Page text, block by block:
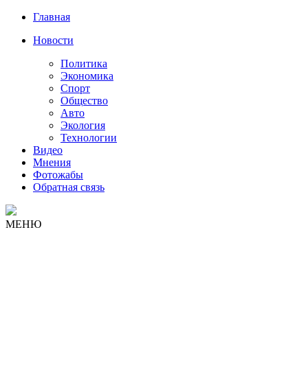
Главная
Новости
Политика
Экономика
Спорт
Общество
Авто
Экология
Технологии
Видео
Мнения
Фотожабы
Обратная связь
МЕНЮ